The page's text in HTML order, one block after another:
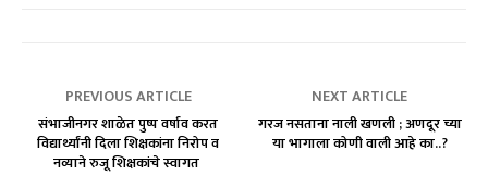
PREVIOUS ARTICLE
संभाजीनगर शाळेत पुष्प वर्षाव करत
विद्यार्थ्यांनी दिला शिक्षकांना निरोप व
नव्याने रुजू शिक्षकांचे स्वागत
NEXT ARTICLE
गरज नसताना नाली खणली ; अणदूर च्या
या भागाला कोणी वाली आहे का..?